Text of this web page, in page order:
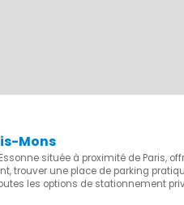
Mons
située à proximité de Paris,
trouver une place de parking
les options de stationnement